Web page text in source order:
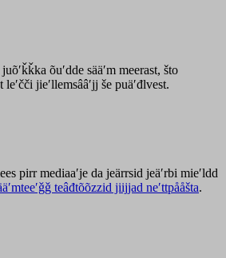
juõʹǩǩka õuʹdde sääʹm meerast, što
jieʹllemsââʹjj še puäʹđlvest.
pirr mediaaʹje da jeärrsid jeäʹrbi mieʹldd
teâđtõõzzid jiijjad neʹttpååšta.